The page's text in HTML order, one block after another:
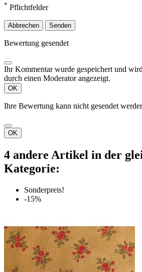
* Pflichtfelder
Abbrechen Senden
Bewertung gesendet
Ihr Kommentar wurde gespeichert und
durch einen Moderator angezeigt.
OK
Ihre Bewertung kann nicht gesendet
OK
4 andere Artikel in der
Kategorie:
Sonderpreis!
-15%